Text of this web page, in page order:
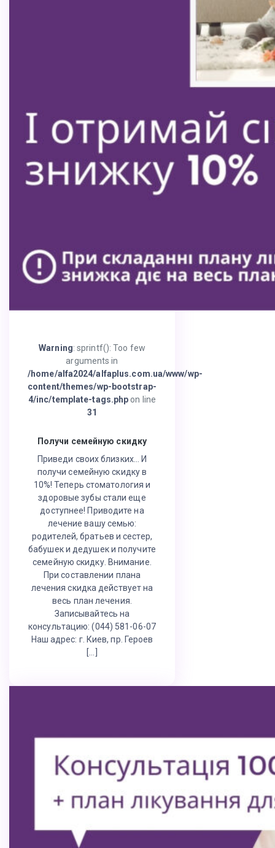
Warning: sprintf(): Too few
arguments in
/home/alfa2024/alfaplus.com.ua/www/wp-
content/themes/wp-bootstrap-
4/inc/template-tags.php on line
31
Получи семейную скидку
Приведи своих близких… И
получи семейную скидку в
10%! Теперь стоматология и
здоровые зубы стали еще
доступнее! Приводите на
лечение вашу семью:
родителей, братьев и сестер,
бабушек и дедушек и получите
семейную скидку. Внимание.
При составлении плана
лечения скидка действует на
весь план лечения.
Записывайтесь на
консультацию: (044) 581-06-07
Наш адрес: г. Киев, пр. Героев
[…]